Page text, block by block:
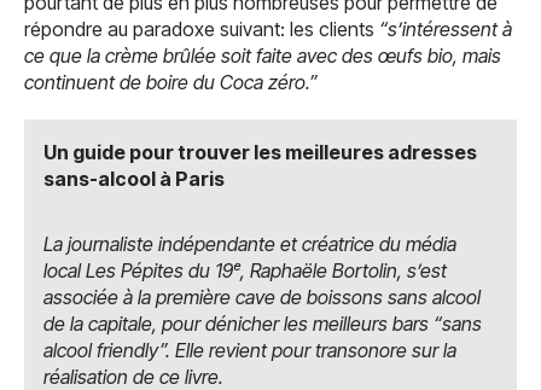
répondre au paradoxe suivant: les clients “s’intéressent à
ce que la crème brûlée soit faite avec des œufs bio, mais
continuent de boire du Coca zéro.”
Un guide pour trouver les meilleures adresses
sans-alcool à Paris
La journaliste indépendante et créatrice du média
local Les Pépites du 19ᵉ, Raphaële Bortolin, s’est
associée à la première cave de boissons sans alcool
de la capitale, pour dénicher les meilleurs bars “sans
alcool friendly”. Elle revient pour transonore sur la
réalisation de ce livre.